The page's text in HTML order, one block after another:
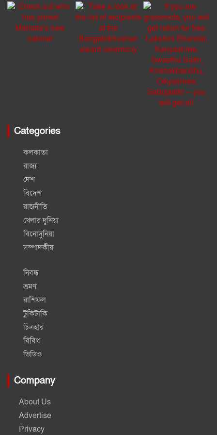
Categories
কলকাতা
রাজ্য
দেশ
বিদেশ
রাজনীতি
খেলার দুনিয়া
বিনোদুনিয়া
সম্পাদকীয়
নিবন্ধ
ভ্রমণ
রাশিফল
টুকিটাকি
চিত্রহার
বিবিধ
ভিডিও
Company
About Us
Advertise
Privacy